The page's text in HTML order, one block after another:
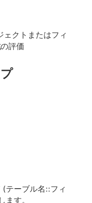
クトまたはフィ
評価
(テーブル名::フィ
ます。